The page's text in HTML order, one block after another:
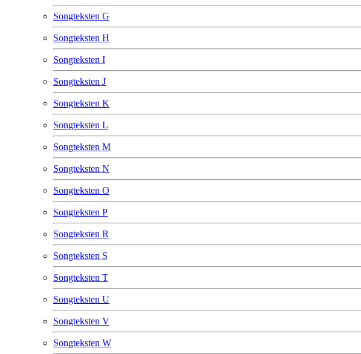
Songteksten G
Songteksten H
Songteksten I
Songteksten J
Songteksten K
Songteksten L
Songteksten M
Songteksten N
Songteksten O
Songteksten P
Songteksten R
Songteksten S
Songteksten T
Songteksten U
Songteksten V
Songteksten W